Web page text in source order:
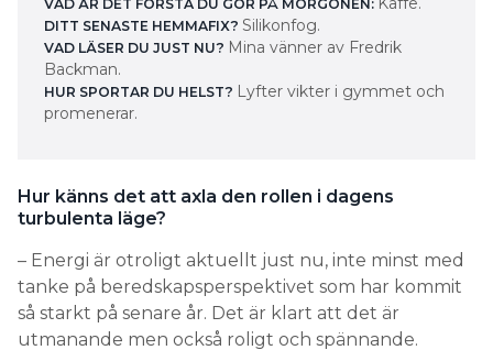
VAD ÄR DET FÖRSTA DU GÖR PÅ MORGONEN:
DITT SENASTE HEMMAFIX? Silikonfog.
VAD LÄSER DU JUST NU? Mina vänner av Fredrik
Backman.
HUR SPORTAR DU HELST? Lyfter vikter i gymmet och
promenerar.
Hur känns det att axla den rollen i dagens
turbulenta läge?
– Energi är otroligt aktuellt just nu, inte minst med
tanke på beredskapsperspektivet som har kommit
så starkt på senare år. Det är klart att det är
utmanande men också roligt och spännande.